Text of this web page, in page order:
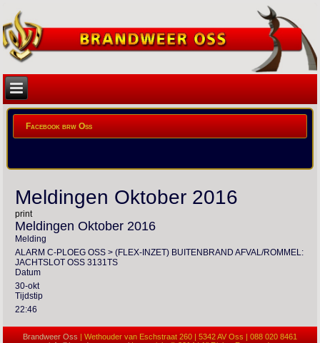
Facebook brw Oss
Meldingen Oktober 2016
print
Meldingen Oktober 2016
Melding
ALARM C-PLOEG OSS > (FLEX-INZET) BUITENBRAND AFVAL/ROMMEL:
JACHTSLOT OSS 3131TS
Datum
30-okt
Tijdstip
22:46
Brandweer Oss | Wethouder van Eschstraat 260 | 5342 AV Oss | 088 020 8461